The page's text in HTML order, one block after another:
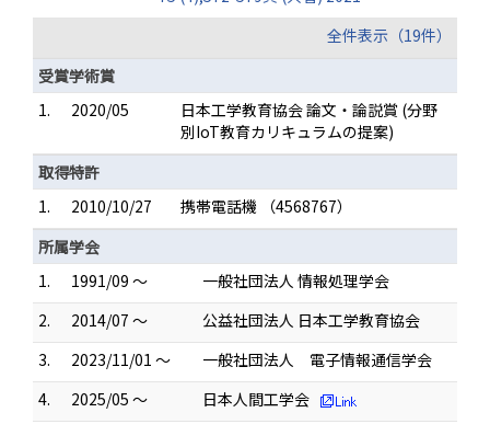
全件表示（19件）
受賞学術賞
1.
2020/05
日本工学教育協会 論文・論説賞 (分野
別IoT教育カリキュラムの提案)
取得特許
1.
2010/10/27
携帯電話機 （4568767）
所属学会
1.
1991/09 ～
一般社団法人 情報処理学会
2.
2014/07 ～
公益社団法人 日本工学教育協会
3.
2023/11/01 ～
一般社団法人 電子情報通信学会
4.
2025/05 ～
日本人間工学会